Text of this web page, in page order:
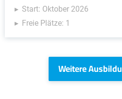
Start: Oktober 2026
Freie Plätze: 1
Weitere